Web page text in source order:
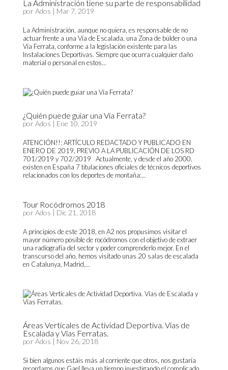
La Administración tiene su parte de responsabilidad
por Ados | Mar 7, 2019
La Administración, aunque no quiera, es responsable de no
actuar frente a una Vía de Escalada, una Zona de búlder o una
Vía Ferrata, conforme a la legislación existente para las
Instalaciones Deportivas. Siempre que ocurra cualquier daño
material o personal en estos...
¿Quién puede guiar una Vía Ferrata?
por Ados | Ene 10, 2019
ATENCIÓN!!: ARTÍCULO REDACTADO Y PUBLICADO EN
ENERO DE 2019, PREVIO A LA PUBLICACIÓN DE LOS RD
701/2019 y 702/2019 Actualmente, y desde el año 2000,
existen en España 7 titulaciones oficiales de técnicos deportivos
relacionados con los deportes de montaña:...
Tour Rocódromos 2018
por Ados | Dic 21, 2018
A principios de este 2018, en A2 nos propusimos visitar el
mayor número posible de rocódromos con el objetivo de extraer
una radiografía del sector y poder comprenderlo mejor. En el
transcurso del año, hemos visitado unas 20 salas de escalada
en Catalunya, Madrid,...
Áreas Verticales de Actividad Deportiva. Vías de
Escalada y Vías Ferratas.
por Ados | Nov 26, 2018
Si bien algunos estáis más al corriente que otros, nos gustaría